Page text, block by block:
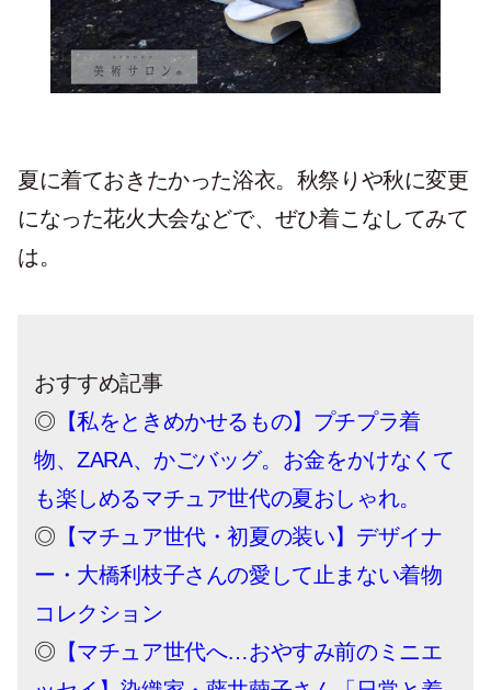
夏に着ておきたかった浴衣。秋祭りや秋に変更
になった花火大会などで、ぜひ着こなしてみて
は。
おすすめ記事
◎ 【私をときめかせるもの】プチプラ着
物、ZARA、かごバッグ。お金をかけなくて
も楽しめるマチュア世代の夏おしゃれ。
◎ 【マチュア世代・初夏の装い】デザイナ
ー・大橋利枝子さんの愛して止まない着物
コレクション
◎ 【マチュア世代へ…おやすみ前のミニエ